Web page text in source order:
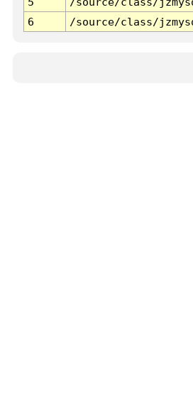
6
/source/class/